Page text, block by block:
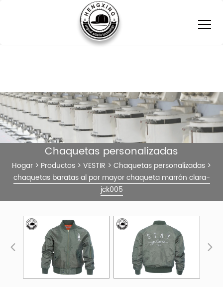
Chaquetas personalizadas
Hogar > Productos > VESTIR > Chaquetas personalizadas >
chaquetas baratas al por mayor chaqueta marrón clara-
jck005